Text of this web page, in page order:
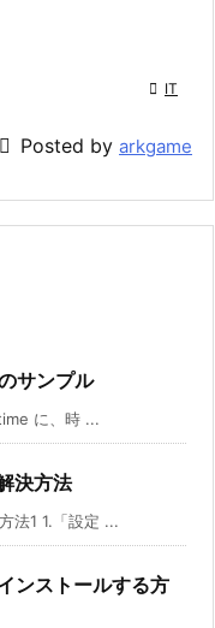
 IT
 Posted by arkgame
サンプル
に、時 ...
決方法
法1 1.「設定 ...
ストールする方